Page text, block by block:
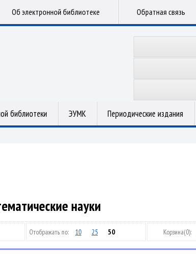
Об электронной библиотеке Обратная связь
библиотеки ЭУМК Периодические издания
науки
Отображать по: 10 25 50 Корзина(0):